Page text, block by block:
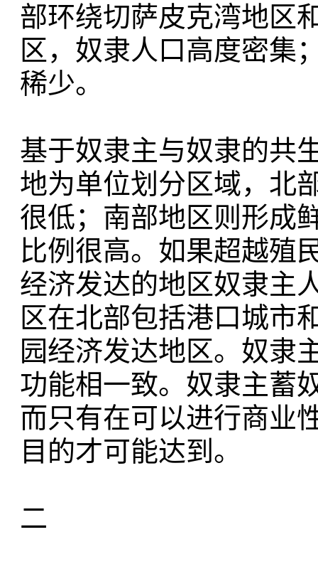
部环绕切萨皮克湾地区
区，奴隶人口高度密集
稀少。
基于奴隶主与奴隶的共
地为单位划分区域，北
很低；南部地区则形成
比例很高。如果超越殖
经济发达的地区奴隶主
区在北部包括港口城市
园经济发达地区。奴隶
功能相一致。奴隶主蓄
而只有在可以进行商业
目的才可能达到。
二